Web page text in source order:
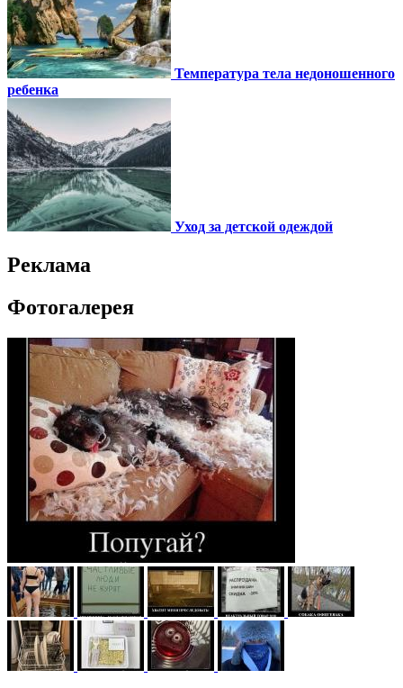
Температура тела недоношенного
ребенка
Уход за детской одеждой
Реклама
Фотогалерея